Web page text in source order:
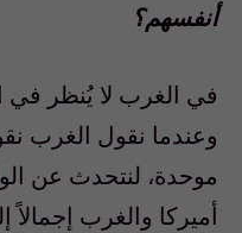
أنفسهم؟
في الغرب لا يُنظر في
وعندما نقول الغرب
موحدة، لنتحدث عن
أميركا والغرب إجمالاً